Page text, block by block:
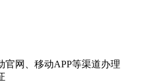
官网、移动APP等渠道办理